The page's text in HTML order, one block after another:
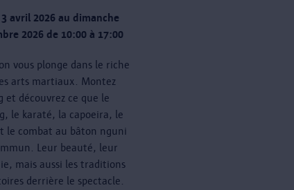
avril 2026 au dimanche
2026 de 10:00 à 17:00
vous plonge dans le riche
arts martiaux. Montez
et découvrez ce que le
le karaté, la capoeira, le
le combat au bâton nguni
Leur beauté, leur
mais aussi les traditions
derrière le spectacle.